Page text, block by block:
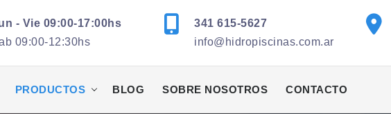
- Vie 09:00-17:00hs
09:00-12:30hs
341 615-5627
info@hidropiscinas.com.ar
PRODUCTOS BLOG SOBRE NOSOTROS CONTACTO